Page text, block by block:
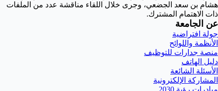
هشام بن سعد الجضعي، وجرى خلال اللقاء مناقشة عدد من الملفات
ذات الاهتمام المشترك.
عن الجامعة
جولة افتراضية
الأنظمة واللوائح
منصة جدارات للتوظيف
دليل الهاتف
الأسئلة الشائعة
المشاركة الإلكترونية
مبادرات رؤية 2030